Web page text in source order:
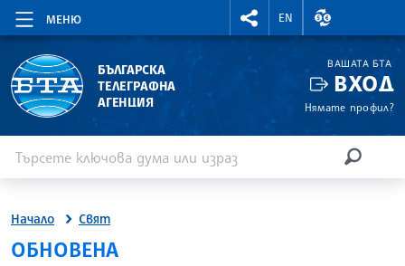
МЕНЮ
RIGHTMENU.SOCIAL
EN
ВАЛУТНИ
БЪЛГАРСКА
ТЕЛЕГРАФНА
АГЕНЦИЯ
ВАШАТА БТА
ВХОД
Нямате профил?
Начало Свят
ОБНОВЕНА